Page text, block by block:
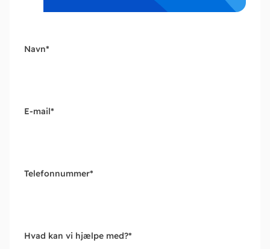
Navn*
E-mail*
Telefonnummer*
Hvad kan vi hjælpe med?*